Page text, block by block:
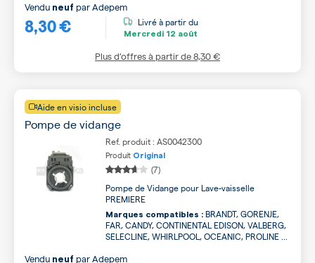
8,30 €
Vendu neuf parAdepem
Livré à partir du
Mercredi 12 août
Plus d’offres à partir de8,30 €
Aide en visio incluse
Pompe de vidange
Ref. produit : AS0042300
Produit Original
(7)
Pompe de Vidange pour Lave-vaisselle
PREMIERE
Marques compatibles : BRANDT, GORENJE,
FAR, CANDY, CONTINENTAL EDISON, VALBERG,
SELECLINE, WHIRLPOOL, OCEANIC, PROLINE ...
Vendu neuf parAdepem